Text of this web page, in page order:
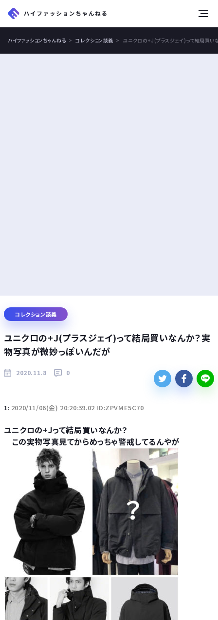
ハイファッションちゃんねる コレクション談義 ユニクロの+J(プラスジェイ)って結局買
コレクション談義
ユニクロの+J(プラスジェイ)って結局買いなんか？実
物写真が微妙っぽいんだが
2020.11.8 0
1: 2020/11/06(金) 20:20:39.02 ID:ZPVME5C70
ユニクロの+Jって結局買いなんか？
この実物写真見てからめっちゃ警戒してるんやが